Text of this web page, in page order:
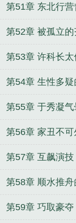
第51章 东北行营
第52章 被孤立的
第53章 许科长太
第54章 生性多
第55章 于秀凝气
第56章 家丑不可
第57章 互飙演技
第58章 顺水推
第59章 巧取豪